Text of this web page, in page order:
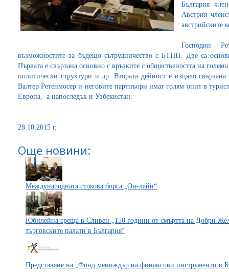
България
Австрия
австрийските
Господин
възможностите за бъдещо сътрудничество с БТПП. Две са
Първата е свързана основно с връзките с обществеността на
политически структури и др. Втората дейност е изцяло
Валтер Ретенмосер и неговите партнъори имат голям опит в
Европа, а напоследък и Узбекистан.
28.10.2015 г.
Още новини:
Международната стокова борса „Он-лайн“
Юбилейна среща в Сливен „150 години от смъртта на Добри
търговските палати в България“
Представяне на „Фонд мениждър на финансови инструменти в